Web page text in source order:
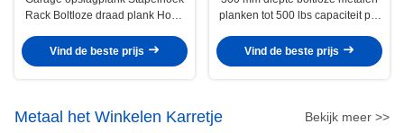
Rack Boltloze draad plank Hoog
Vind de beste prijs
planken tot 500 lbs capaciteit per
Vind de beste prijs
Metaal het Winkelen Karretje Bekijk meer >>